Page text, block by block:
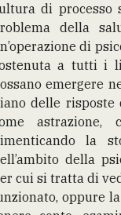
di processo
della
di
a tutti i
emergere
delle risposte
astrazione,
la
della
cui si tratta di
oppure